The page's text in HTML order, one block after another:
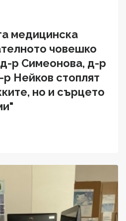
медицинска
човешко
р Симеонова, д-р
Нейков стоплят
но и сърцето